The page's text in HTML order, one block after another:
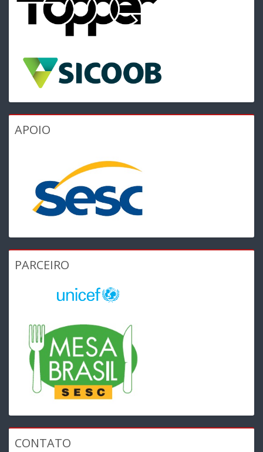
APOIO
PARCEIRO
CONTATO